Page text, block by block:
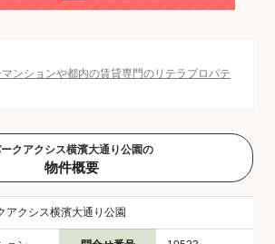
ンションや都内の賃貸専門のリテラプロパテ
クアクシス横濱大通り公園の
物件概要
アクシス横濱大通り公園